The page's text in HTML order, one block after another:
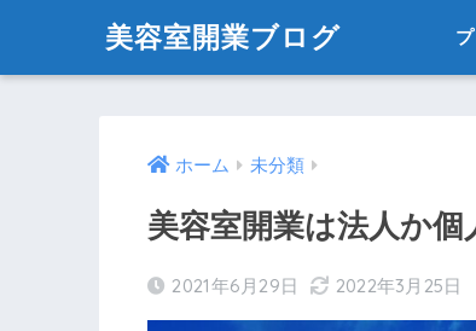
美容室開業ブログ
ホーム 未分類
美容室開業は法人か個
2021年6月29日 2022年3月25日